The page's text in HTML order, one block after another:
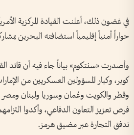
في غضون ذلك، أعلنت القيادة المركزية
حواراً أمنياً إقليمياً استضافته البحرين بمشاركة
وأصدرت «سنتكوم» بياناً جاء فيه أن قائد
كوبر، وكبار المسؤولين العسكريين من
وقطر والكويت وعُمان وسوريا ولبنان ومصر
فرص تعزيز التعاون الدفاعي، وأكدوا
تدفق التجارة عبر مضيق هرمز.